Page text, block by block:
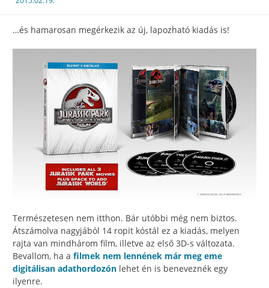
…és hamarosan megérkezik az új, lapozható kiadás is!
Természetesen nem itthon. Bár utóbbi még nem biztos.
Átszámolva nagyjából 14 ropit kóstál ez a kiadás, melyen
rajta van mindhárom film, illetve az első 3D-s változata.
Bevallom, ha a filmek nem lennének már meg eme
digitálisan adathordozón lehet én is beneveznék egy
ilyenre.